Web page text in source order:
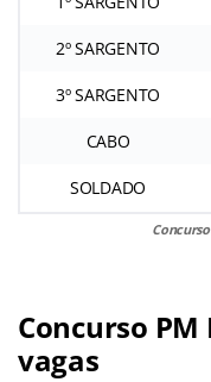
2º SARGENTO
3º SARGENTO
CABO
SOLDADO
Concurso PM
vagas